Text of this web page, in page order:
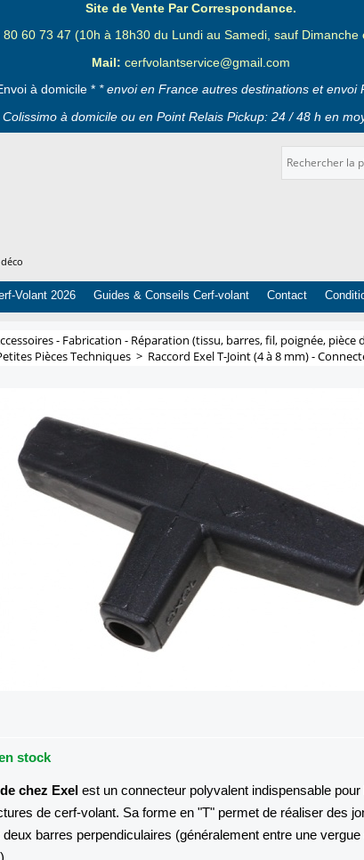
Site de Vente Par Correspondance.
80 60 73 47 (10h à 18h30 du Lundi au Samedi, sauf Dimanche
Mail: cerfvolantservice@gmail.com
à domicile * * envoi en France autres destinations et
à domicile ou en Point Relais Pickup: 24 / 48 h en
Volant 2026 Guides & Conseils Cerf-volant Contact
- Fabrication - Réparation (tissu, barres, fil, poignée, pièce
Pièces Techniques > Raccord Exel T-Joint (4 à 8 mm) -
stock
chez Exel est un connecteur polyvalent indispensable pour
de cerf-volant. Sa forme en "T" permet de réaliser des
barres perpendiculaires (généralement entre une vergue